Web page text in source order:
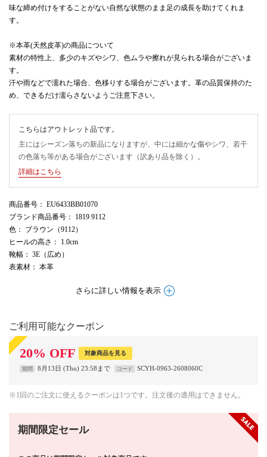
味な締め付けをすることがない自然な状態のまま足の成長を助けてくれま
す。
※本革(天然皮革)の商品について
素材の特性上、多少のキズやシワ、色ムラや擦れが見られる場合がございま
す。
汗や雨などで濡れた場合、色移りする場合がございます。革の品質保持のた
め、できるだけ濡らさないようご注意下さい。
こちらはアウトレット品です。
主にはシーズン落ちの新品になりますが、中には細かな傷やシワ、若干
の色落ち等がある場合がございます（訳あり品を除く）。
詳細はこちら
商品番号 ： EU6433BB01070
ブランド商品番号 ： 1819 9112
色 ： ブラウン（9112）
ヒールの高さ ： 1.0cm
靴幅 ： 3E（広め）
表素材 ： 本革
さらに詳しい情報を表示
ご利用可能なクーポン
20% OFF 対象商品を見る
期間 8月13日 (Thu) 23:58まで コード SCYH-0963-2608060C
※1回のご注文に使えるクーポンは1つです。注文後の適用はできません。
期間限定セール